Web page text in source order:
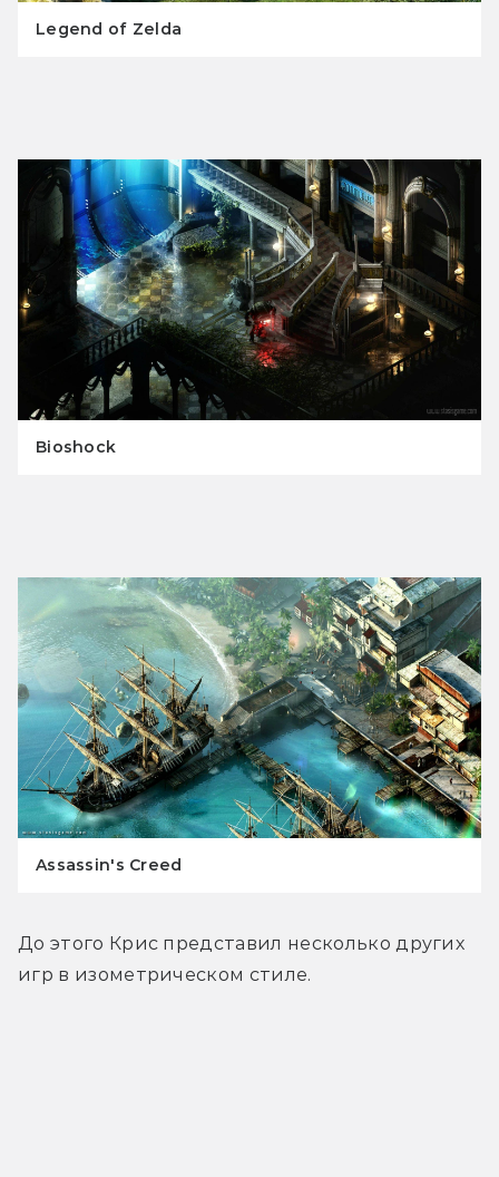
Legend of Zelda
Bioshock
Assassin's Creed
До этого Крис представил несколько других
игр в изометрическом стиле.